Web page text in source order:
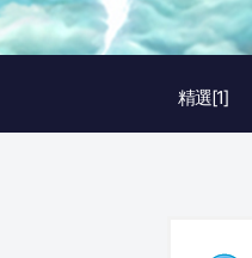
精選[1]